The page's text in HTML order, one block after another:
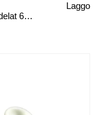
Tapetbord, 2-delat 60 cm
Laggo